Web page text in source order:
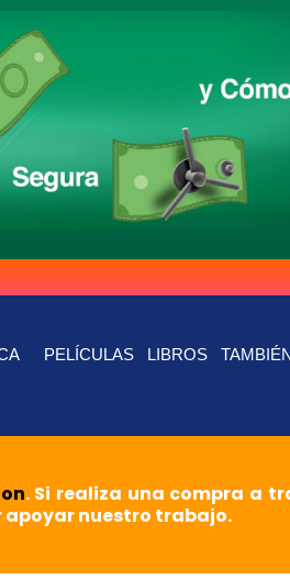
PELÍCULAS LIBROS
. Si realiza una compra a
apoyar nuestro trabajo.